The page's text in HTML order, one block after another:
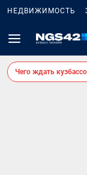
НЕДВИЖИМОСТЬ
Чего ждать